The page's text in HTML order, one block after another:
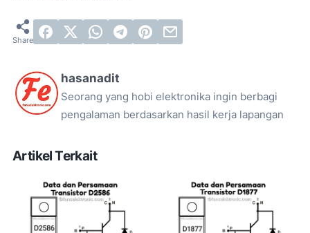
hasanadit
Seorang yang hobi elektronika ingin berbagi
pengalaman berdasarkan hasil kerja lapangan
Artikel Terkait